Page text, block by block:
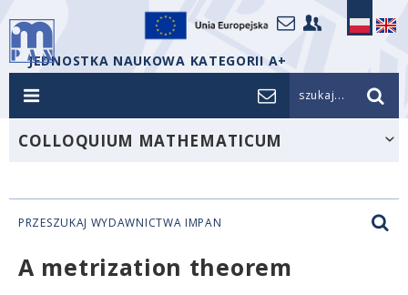
JEDNOSTKA NAUKOWA KATEGORII A+
szukaj...
COLLOQUIUM MATHEMATICUM
PRZESZUKAJ WYDAWNICTWA IMPAN
A metrization theorem